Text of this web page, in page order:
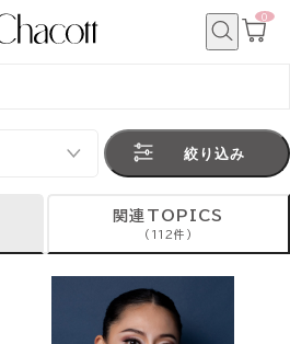
カ
0
絞り込み
関連TOPICS
(112件)